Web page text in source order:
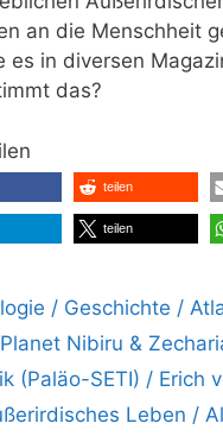
an die Menschheit
es in diversen
das?
teilen
teilen
/ Geschichte /
Planet Nibiru &
(Paläo-SETI) / Erich
Leben /